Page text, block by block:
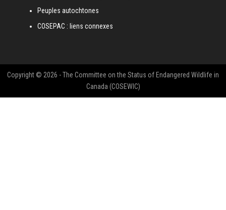
Peuples autochtones
COSEPAC : liens connexes
Copyright © 2026 - The Committee on the Status of Endangered Wildlife in
Canada (COSEWIC)